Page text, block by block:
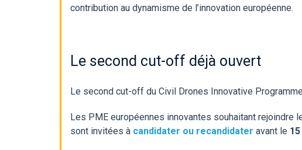
contribution au dynamisme de l’innovation européenne.
Le second cut-off déjà ouvert
Le second cut-off du Civil Drones Innovative
Les PME européennes innovantes souhaitant
sont invitées à candidater ou recandidater avant le